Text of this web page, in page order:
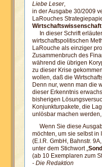
Liebe Leser,
in der Ausgabe 30/2009
LaRouches
In dieser Schrift
wirtschaftspolitischen
LaRouche als einziger
Zusammenbruch des
während die übrigen
zu dieser Krise
wollen, daß die
Denn nur, wenn man die
dieser Erkenntnis
bisherigen
Konjunkturpakete, die
unlösbar machen
Wenn Sie diese
möchten, um sie selbst in
(E.I.R. GmbH, Bahnstr.
unter dem Stichwort „
(ab 10 Exemplaren zum
- Die Redaktion